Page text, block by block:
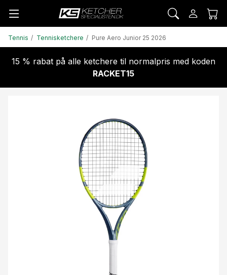
Tennis Tennisketchere Pure Aero Junior 25 2026
15 % rabat på alle ketchere til normalpris med koden
RACKET15